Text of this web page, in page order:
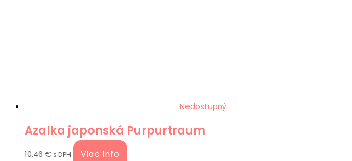
Nedostupný
Azalka japonská Purpurtraum
10.46 € s DPH Viac info